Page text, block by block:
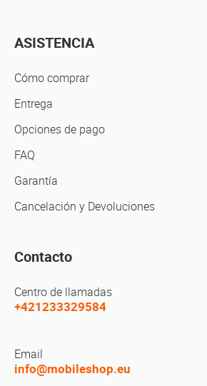
ASISTENCIA
Cómo comprar
Entrega
Opciones de pago
FAQ
Garantía
Cancelación y Devoluciones
Contacto
Centro de llamadas
+421233329584
Email
info@mobileshop.eu